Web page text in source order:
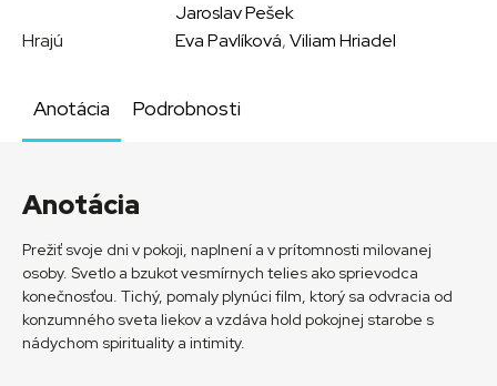
Jaroslav Pešek
Hrajú
Eva Pavlíková,Viliam Hriadel
Anotácia Podrobnosti
Anotácia
Prežiť svoje dni v pokoji, naplnení a v prítomnosti milovanej
osoby. Svetlo a bzukot vesmírnych telies ako sprievodca
konečnosťou. Tichý, pomaly plynúci film, ktorý sa odvracia od
konzumného sveta liekov a vzdáva hold pokojnej starobe s
nádychom spirituality a intimity.